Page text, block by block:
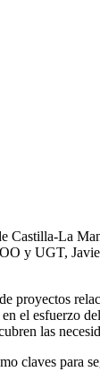
Castilla-La
y UGT,
proyectos
el esfuerzo
las
claves para